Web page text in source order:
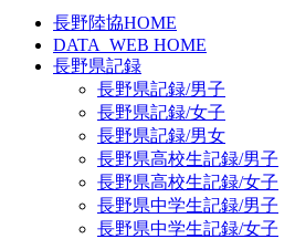
長野陸協HOME
DATA_WEB HOME
長野県記録
長野県記録/男子
長野県記録/女子
長野県記録/男女
長野県高校生記録/男子
長野県高校生記録/女子
長野県中学生記録/男子
長野県中学生記録/女子